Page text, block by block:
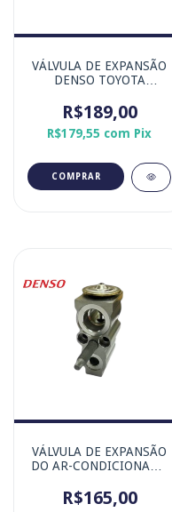
VÁLVULA DE EXPANSÃO
DENSO TOYOTA
R$189,00
R$179,55 com Pix
VÁLVULA DE EXPANSÃO
DO AR-CONDICIONADO
ONIX PRISMA SPIN.
R$165,00